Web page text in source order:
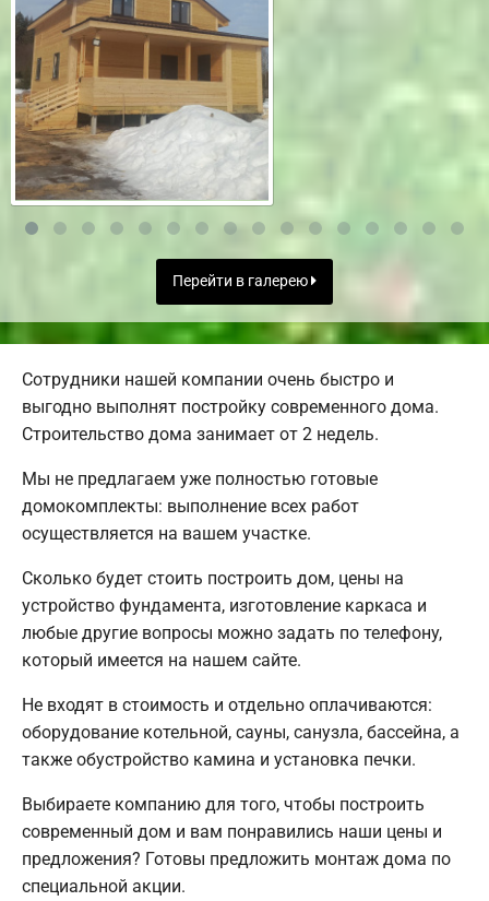
Перейти в галерею
Сотрудники нашей компании очень быстро и
выгодно выполнят постройку современного дома.
Строительство дома занимает от 2 недель.
Мы не предлагаем уже полностью готовые
домокомплекты: выполнение всех работ
осуществляется на вашем участке.
Сколько будет стоить построить дом, цены на
устройство фундамента, изготовление каркаса и
любые другие вопросы можно задать по телефону,
который имеется на нашем сайте.
Не входят в стоимость и отдельно оплачиваются:
оборудование котельной, сауны, санузла, бассейна, а
также обустройство камина и установка печки.
Выбираете компанию для того, чтобы построить
современный дом и вам понравились наши цены и
предложения? Готовы предложить монтаж дома по
специальной акции.